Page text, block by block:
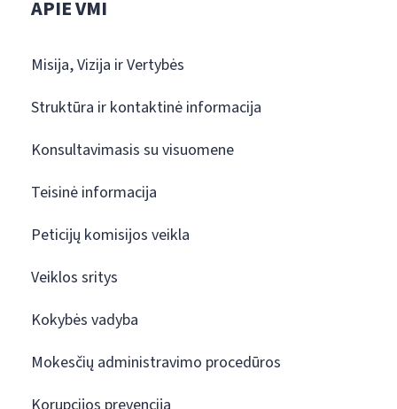
APIE VMI
Misija, Vizija ir Vertybės
Struktūra ir kontaktinė informacija
Konsultavimasis su visuomene
Teisinė informacija
Peticijų komisijos veikla
Veiklos sritys
Kokybės vadyba
Mokesčių administravimo procedūros
Korupcijos prevencija